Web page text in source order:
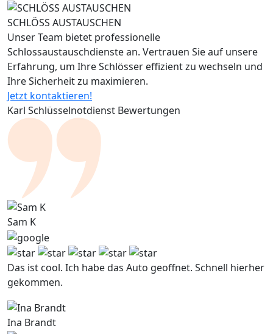
SCHLÖSS AUSTAUSCHEN
Unser Team bietet professionelle
Schlossaustauschdienste an. Vertrauen Sie auf unsere
Erfahrung, um Ihre Schlösser effizient zu wechseln und
Ihre Sicherheit zu maximieren.
Jetzt kontaktieren!
Karl Schlüsselnotdienst Bewertungen
Sam K
Das ist cool. Ich habe das Auto geoffnet. Schnell hierher
gekommen.
Ina Brandt